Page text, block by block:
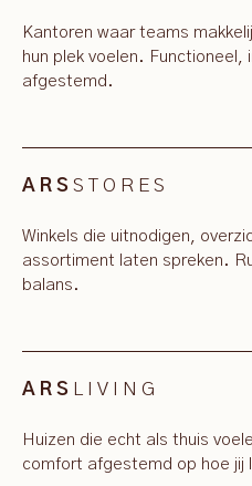
Kantoren waar teams
hun plek voelen. Functioneel,
afgestemd.
ARS STORES
Winkels die uitnodigen,
assortiment laten spreken.
balans.
ARS LIVING
Huizen die echt als thuis
comfort afgestemd op hoe jij